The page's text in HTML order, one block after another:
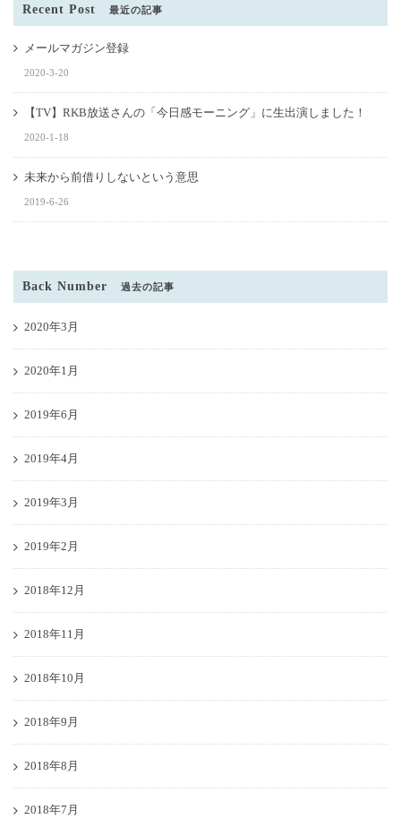
Recent Post 最近の記事
メールマガジン登録
2020-3-20
【TV】RKB放送さんの「今日感モーニング」に生出演しました！
2020-1-18
未来から前借りしないという意思
2019-6-26
Back Number 過去の記事
2020年3月
2020年1月
2019年6月
2019年4月
2019年3月
2019年2月
2018年12月
2018年11月
2018年10月
2018年9月
2018年8月
2018年7月